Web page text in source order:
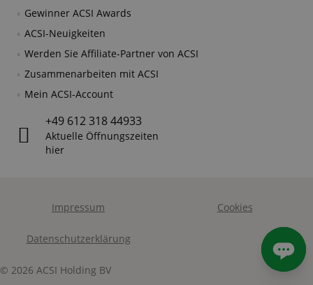
Gewinner ACSI Awards
ACSI-Neuigkeiten
Werden Sie Affiliate-Partner von ACSI
Zusammenarbeiten mit ACSI
Mein ACSI-Account
+49 612 318 44933
Aktuelle Öffnungszeiten
hier
Impressum Cookies
Datenschutzerklärung
© 2026 ACSI Holding BV